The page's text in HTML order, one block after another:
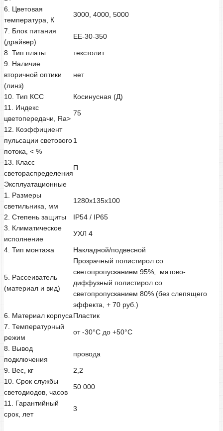
6. Цветовая
температура, К
3000, 4000, 5000
7. Блок питания
(драйвер)
EE-30-350
8. Тип платы
текстолит
9. Наличие
вторичной оптики
(линз)
нет
10. Тип КСС
Косинусная (Д)
11. Индекс
цветопередачи, Ra>
75
12. Коэффициент
пульсации светового
потока, < %
1
13. Класс
светораспределения
П
Эксплуатационные
1. Размеры
светильника, мм
1280х135х100
2. Степень защиты
IP54 / IP65
3. Климатическое
исполнение
УХЛ 4
4. Тип монтажа Накладной/подвесной
5. Рассеиватель
(материал и вид)
Прозрачный полистирол со
светопропусканием 95%; матово-
диффузный полистирол со
светопропусканием 80% (без слепящего
эффекта, + 70 руб.)
6. Материал корпусаПластик
7. Температурный
режим
от -30°С до +50°С
8. Вывод
подключения
провода
9. Вес, кг
2,2
10. Срок службы
светодиодов, часов
50 000
11. Гарантийный
срок, лет
3